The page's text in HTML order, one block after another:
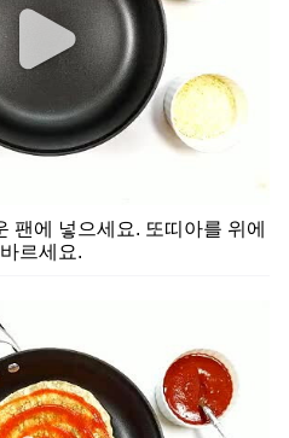
팬에 넣으세요. 또띠아를 위에
르세요.